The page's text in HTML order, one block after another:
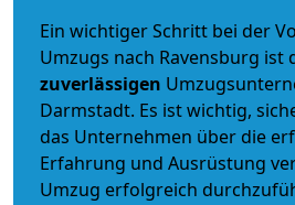
Ein wichtiger Schritt bei der
Umzugs nach Ravensburg ist
zuverlässigen
Darmstadt. Es ist wichtig,
das Unternehmen über die
Erfahrung und Ausrüstung
Umzug erfolgreich